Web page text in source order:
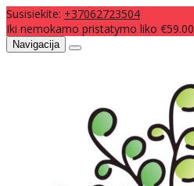
Susisiekite: +37062723504
Iki nemokamo pristatymo liko €59.00
Navigacija